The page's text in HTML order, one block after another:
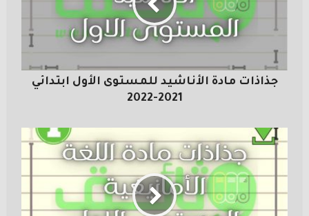
جذاذات مادة الأناشيد للمستوى الأول ابتدائي
2021-2022